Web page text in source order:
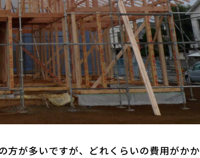
方が多いですが、どれくらいの費用がかか